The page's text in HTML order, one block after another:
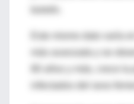
Este mismo dato varía
más avanzada y se